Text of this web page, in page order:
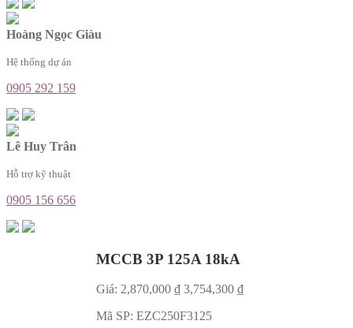
Hoàng Ngọc Giàu
Hệ thống dự án
0905 292 159
Lê Huy Trân
Hỗ trợ kỹ thuật
0905 156 656
MCCB 3P 125A 18kA
Giá: 2,870,000 ₫ 3,754,300 ₫
Mã SP: EZC250F3125